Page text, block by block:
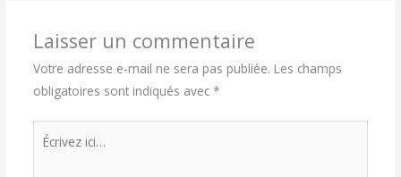
Laisser un commentaire
Votre adresse e-mail ne sera pas publiée. Les champs
obligatoires sont indiqués avec *
Écrivez